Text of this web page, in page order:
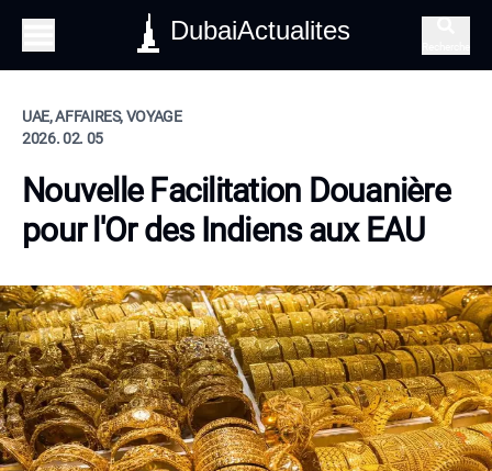
DubaiActualites
UAE, AFFAIRES, VOYAGE
2026. 02. 05
Nouvelle Facilitation Douanière
pour l'Or des Indiens aux EAU